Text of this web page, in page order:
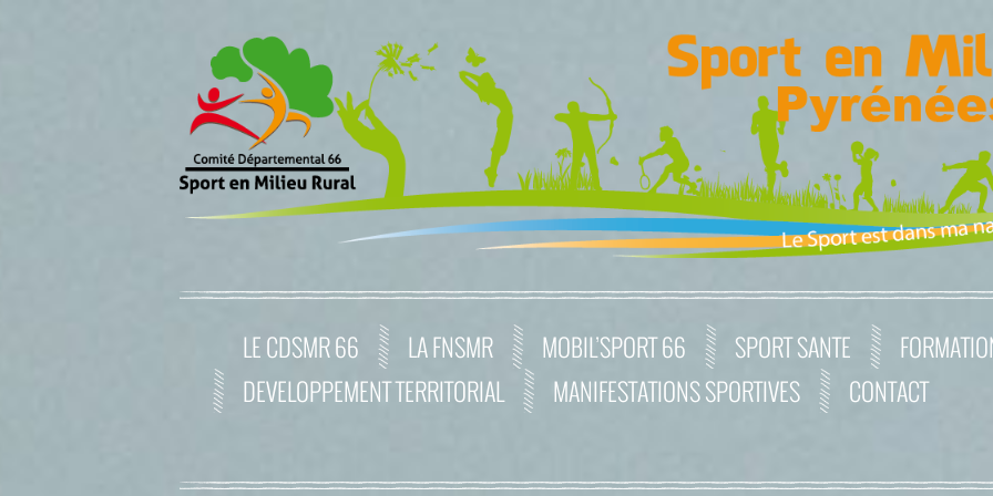
LE CDSMR 66 LA FNSMR MOBIL’SPORT 66 SPORT SANTE
DEVELOPPEMENT TERRITORIAL
MANIFESTATIONS SPORTIVES CONTACT